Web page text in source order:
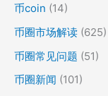
币coin (14)
币圈市场解读 (625)
币圈常见问题 (51)
币圈新闻 (101)